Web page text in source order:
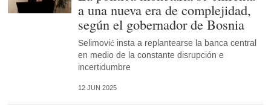
a una nueva era de complejidad,
según el gobernador de Bosnia
Selimović insta a replantearse la banca central
en medio de la constante disrupción e
incertidumbre
12 JUN 2025